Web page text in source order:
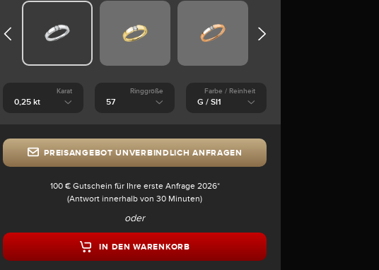
Karat Ringgröße Farbe / Reinheit
PREISANGEBOT UNVERBINDLICH ANFRAGEN
100 € Gutschein für Ihre erste Anfrage 2026*
(Antwort innerhalb von 30 Minuten)
oder
IN DEN WARENKORB